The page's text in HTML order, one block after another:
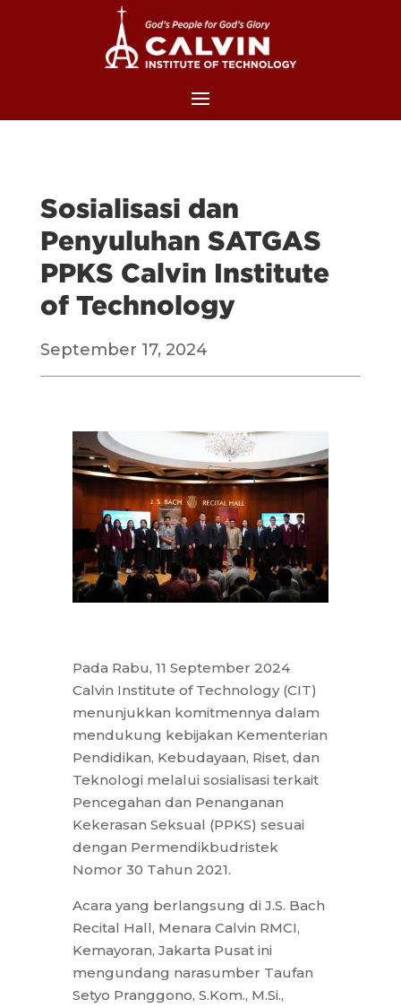
Sosialisasi dan
Penyuluhan SATGAS
PPKS Calvin Institute
of Technology
September 17, 2024
Pada Rabu, 11 September 2024
Calvin Institute of Technology (CIT)
menunjukkan komitmennya dalam
mendukung kebijakan Kementerian
Pendidikan, Kebudayaan, Riset, dan
Teknologi melalui sosialisasi terkait
Pencegahan dan Penanganan
Kekerasan Seksual (PPKS) sesuai
dengan Permendikbudristek
Nomor 30 Tahun 2021.
Acara yang berlangsung di J.S. Bach
Recital Hall, Menara Calvin RMCI,
Kemayoran, Jakarta Pusat ini
mengundang narasumber Taufan
Setyo Pranggono, S.Kom., M.Si.,